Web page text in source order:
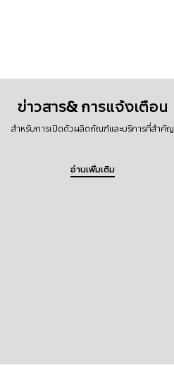
ข่าวสาร& การแจ้งเตือน
สำหรับการเปิดตัวผลิตภัณฑ์และบริการที่สำคัญ
อ่านเพิ่มเติม